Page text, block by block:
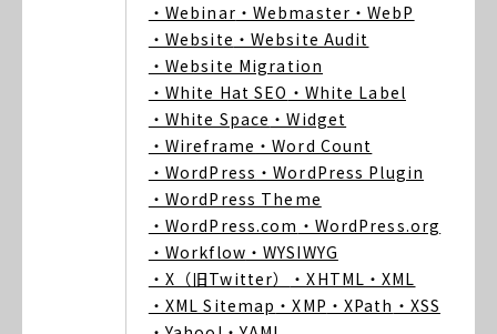
・Webinar ・Webmaster ・WebP
・Website ・Website Audit
・Website Migration
・White Hat SEO ・White Label
・White Space ・Widget
・Wireframe ・Word Count
・WordPress ・WordPress Plugin
・WordPress Theme
・WordPress.com ・WordPress.org
・Workflow ・WYSIWYG
・X（旧Twitter）
・XHTML ・XML
・XML Sitemap ・XMP ・XPath ・XSS